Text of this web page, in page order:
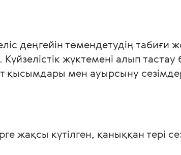
деңгейін төмендетудің табиғи
жүктемені алып
қысымдары мен ауырсыну
күтілген, қаныққан тері